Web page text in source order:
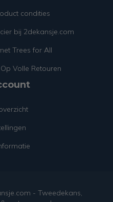
condities
bij 2dekansje.com
Trees for All
Volle Retouren
- Tweedekans,